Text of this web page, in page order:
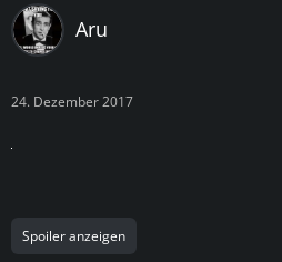
Aru
24. Dezember 2017
Spoiler anzeigen